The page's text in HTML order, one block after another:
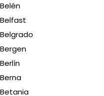
Belén
Belfast
Belgrado
Bergen
Berlín
Berna
Betania